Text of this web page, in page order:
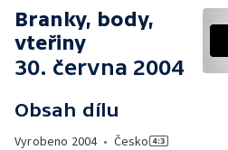
Branky, body,
vteřiny
30. června 2004
Obsah dílu
Vyrobeno 2004• Česko